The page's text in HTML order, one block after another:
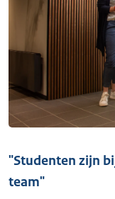
"Studenten zijn
team"